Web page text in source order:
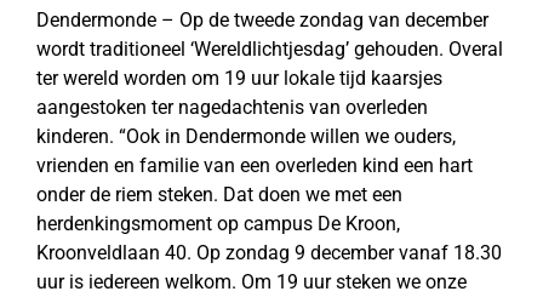
Dendermonde – Op de tweede zondag van december
wordt traditioneel ‘Wereldlichtjesdag’ gehouden. Overal
ter wereld worden om 19 uur lokale tijd kaarsjes
aangestoken ter nagedachtenis van overleden
kinderen. “Ook in Dendermonde willen we ouders,
vrienden en familie van een overleden kind een hart
onder de riem steken. Dat doen we met een
herdenkingsmoment op campus De Kroon,
Kroonveldlaan 40. Op zondag 9 december vanaf 18.30
uur is iedereen welkom. Om 19 uur steken we onze